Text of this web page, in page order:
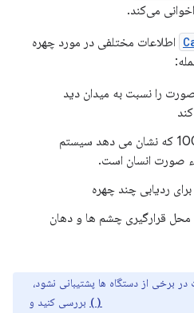
می‌کند.
اطلاعات مختلفی در مورد چهره
را نسبت به میدان دید
یک عدد صحیح بین 1 تا 100 که نشان می دهد سیستم
صورت انسان است.
ردیابی چند چهره
محل قرارگیری چشم ها و دهان
از دستگاه ها پشتیبانی نشود،
بررسی کنید و